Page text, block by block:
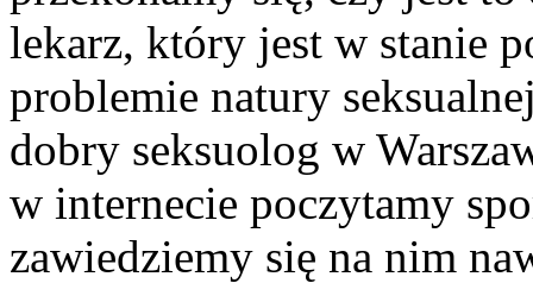
lekarz, który jest w stanie
problemie natury
dobry seksuolog w
w internecie poczytamy
zawiedziemy się na nim